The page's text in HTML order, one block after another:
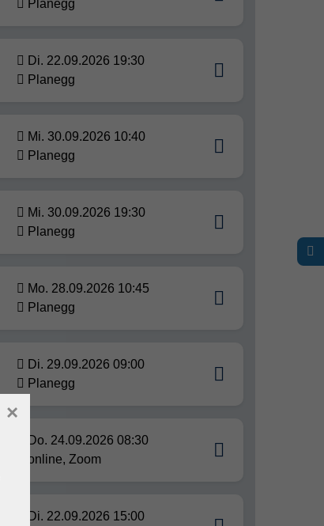
Planegg
Di. 22.09.2026 19:30
Planegg
Mi. 30.09.2026 10:40
Planegg
Mi. 30.09.2026 19:30
Planegg
Mo. 28.09.2026 10:45
Planegg
Di. 29.09.2026 09:00
Planegg
Do. 24.09.2026 08:30
online, Zoom
Di. 22.09.2026 15:00
×